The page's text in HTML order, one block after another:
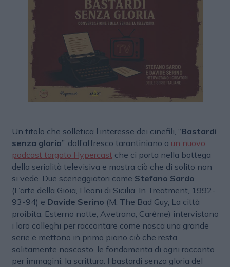
Un titolo che solletica l’interesse dei cinefili, “Bastardi
senza gloria”, dall’affresco tarantiniano a un nuovo
podcast targato Hypercast che ci porta nella bottega
della serialità televisiva e mostra ciò che di solito non
si vede. Due sceneggiatori come Stefano Sardo
(L’arte della Gioia, I leoni di Sicilia, In Treatment, 1992-
93-94) e Davide Serino (M, The Bad Guy, La città
proibita, Esterno notte, Avetrana, Carême) intervistano
i loro colleghi per raccontare come nasca una grande
serie e mettono in primo piano ciò che resta
solitamente nascosto, le fondamenta di ogni racconto
per immagini: la scrittura. I bastardi senza gloria del